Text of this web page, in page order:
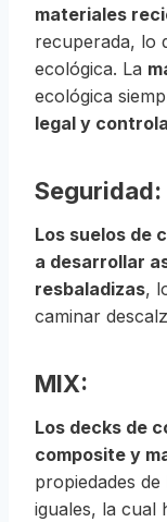
materiales
recuperada, lo
ecológica. La
ecológica
legal y
Seguridad:
Los suelos de
a desarrollar
resbaladizas,
caminar
MIX:
Los decks de
composite y
propiedades
iguales, la cual